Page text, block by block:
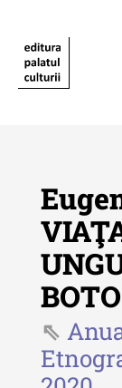
Revista
Revista
- 2025
- 2024